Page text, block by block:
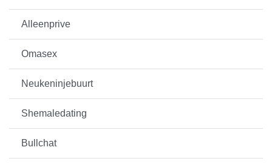
Alleenprive
Omasex
Neukeninjebuurt
Shemaledating
Bullchat